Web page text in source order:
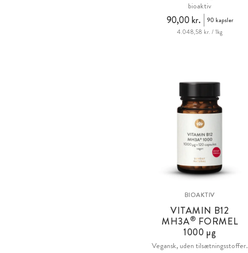
bioaktiv
90,00 kr.
90 kapsler
4.048,58 kr. / 1kg
BIOAKTIV
VITAMIN B12
MH3A® FORMEL
1000 µg
Vegansk, uden tilsætningsstoffer.